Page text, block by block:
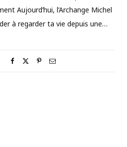
Aujourd’hui, l’Archange Michel
à regarder ta vie depuis une…